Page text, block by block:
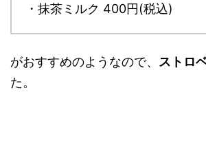
・抹茶ミルク 400円(税込)
がおすすめのようなので、 ストロ
た。